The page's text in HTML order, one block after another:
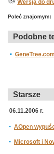
Wersja do
Poleć znajomym:
Podobne
Starsze
06.11.2006 r.
AOpen
Microsoft i